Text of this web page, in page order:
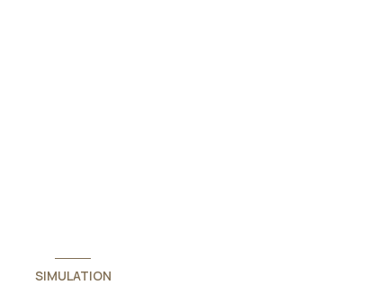
SIMULATION